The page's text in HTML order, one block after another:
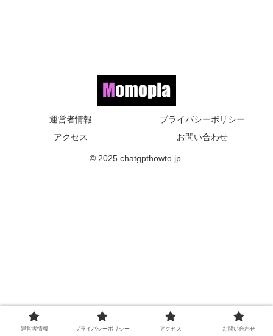
運営者情報
プライバシーポリシー
アクセス
お問い合わせ
© 2025 chatgpthowto.jp.
運営者情報 プライバシーポリシー アクセス お問い合わせ